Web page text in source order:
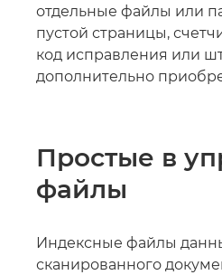
отдельные файлы или
пустой страницы,
код исправления или
дополнительно
Простые в
файлы
Индексные файлы
сканированного